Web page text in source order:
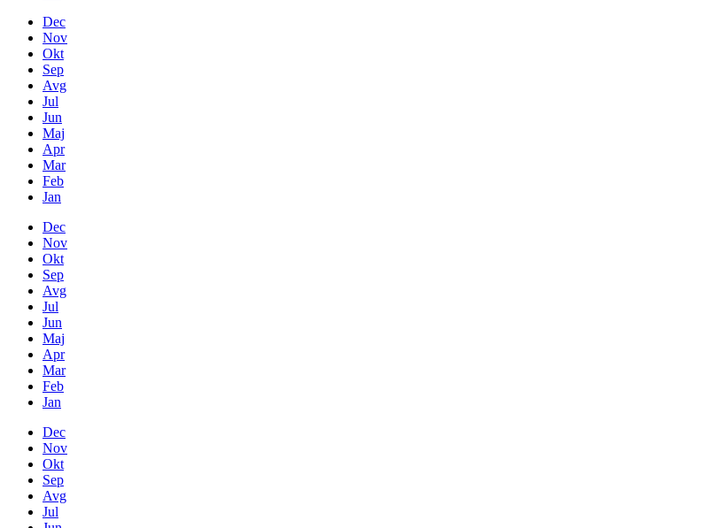
Dec
Nov
Okt
Sep
Avg
Jul
Jun
Maj
Apr
Mar
Feb
Jan
Dec
Nov
Okt
Sep
Avg
Jul
Jun
Maj
Apr
Mar
Feb
Jan
Dec
Nov
Okt
Sep
Avg
Jul